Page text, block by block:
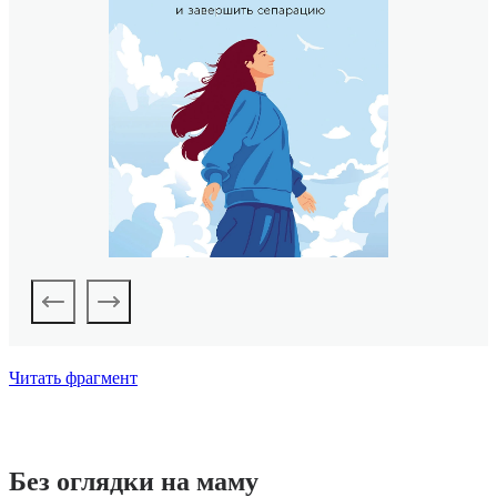
Читать фрагмент
Без оглядки на маму